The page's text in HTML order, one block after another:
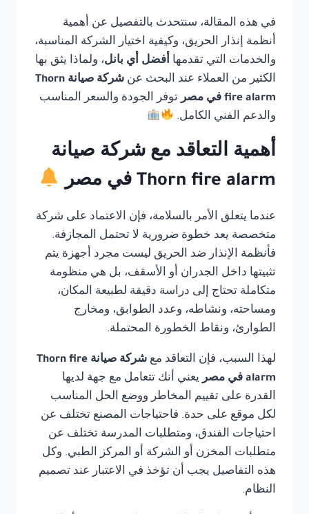
في هذه المقالة، سنتحدث بالتفصيل عن أهمية
أنظمة إنذار الحريق، وكيفية اختيار الشركة المناسبة،
والخدمات التي تقدمها أفضل أي بانل، ولماذا يثق بها
الكثير من العملاء عند البحث عن
شركة صيانة Thorn
fire alarm في مصر
توفر الجودة والسعر المناسب
والدعم الفني الكامل.
أهمية التعاقد مع شركة صيانة
Thorn fire alarm في مصر
عندما يتعلق الأمر بالسلامة، فإن الاعتماد على شركة
متخصصة يعد خطوة ضرورية لا تحتمل المجازفة.
فأنظمة الإنذار ضد الحريق ليست مجرد أجهزة يتم
تثبيتها داخل الجدران أو الأسقف، بل هي منظومة
متكاملة تحتاج إلى دراسة دقيقة لطبيعة المكان،
ومساحته، ونشاطه، وعدد الطوابق، ومخارج
الطوارئ، ونقاط الخطورة المحتملة.
لهذا السبب، فإن التعاقد مع
شركة صيانة Thorn fire
alarm في مصر
يعني أنك تتعامل مع جهة لديها
القدرة على تقييم المخاطر ووضع الحل المناسب
لكل موقع على حدة. فاحتياجات المصنع تختلف عن
احتياجات الفندق، ومتطلبات المدرسة تختلف عن
متطلبات المخزن أو الشركة أو المركز الطبي. وكل
هذه التفاصيل يجب أن تؤخذ في الاعتبار عند تصميم
النظام.